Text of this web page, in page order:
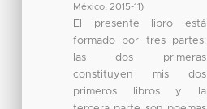
México, 2015-11)
El presente libro está
formado por tres partes:
las dos primeras
constituyen mis dos
primeros libros y la